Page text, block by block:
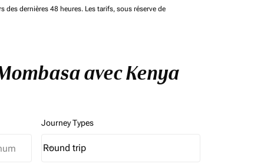
dernières 48 heures. Les tarifs, sous réserve de
avec Kenya
Journey Types
Journey Types option Round trip Selected
Round trip
keyboard_arrow_down